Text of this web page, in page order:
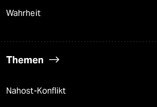
Wahrheit
Themen
Nahost-Konflikt